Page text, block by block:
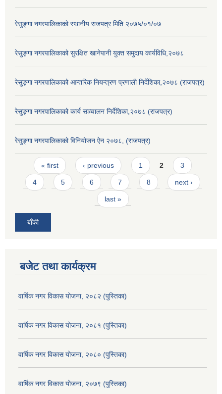
रेसुङ्गा नगरपालिकाको स्थानीय राजपत्र मिति २०७५/०१/०७
रेसुङ्गा नगरपालिकाको सुरक्षित खानेपानी युक्त समुदाय कार्यविधि,२०७८
रेसुङ्गा नगरपालिकाको आन्तरिक नियन्त्रण प्रणाली निर्देशिका,२०७८ (राजपत्र)
रेसुङ्गा नगरपालिकाको कार्य सञ्चालन निर्देशिका,२०७८ (राजपत्र)
रेसुङ्गा नगरपालिकाको विनियोजन ऐन २०७८, (राजपत्र)
Pages
« first ‹ previous 1 2 3
4 5 6 7 8 next ›
last »
बाँकी
बजेट तथा कार्यक्रम
वार्षिक नगर विकास योजना, २०८२ (पुस्तिका)
वार्षिक नगर विकास योजना, २०८१ (पुस्तिका)
वार्षिक नगर विकास योजना, २०८० (पुस्तिका)
वार्षिक नगर विकास योजना, २०७९ (पुस्तिका)